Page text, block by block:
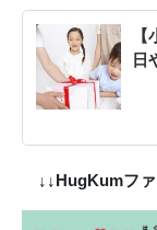
日
↓↓HugKumフ